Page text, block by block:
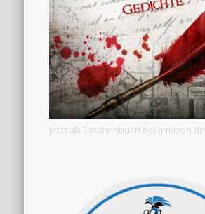
Jetzt als Taschenbuch bei amazon.de